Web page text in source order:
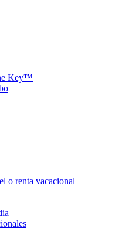
Key™
o renta vacacional